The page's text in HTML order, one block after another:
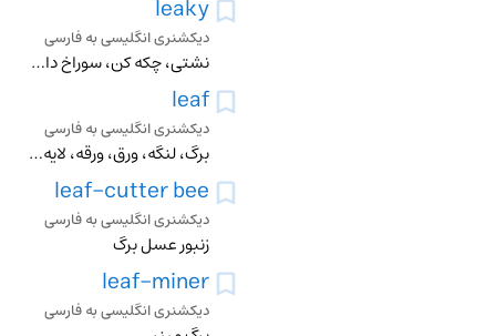
leaky
دیکشنری انگلیسی به فارسی
نشتی، چکه کن، سوراخ دار، رخنه دار، نشست کننده
leaf
دیکشنری انگلیسی به فارسی
برگ، لنگه، ورق، ورقه، لایه، دندانه، صفحه، برگ دادن، جوانه زدن، ورق زدن
leaf-cutter bee
دیکشنری انگلیسی به فارسی
زنبور عسل برگ
leaf-miner
دیکشنری انگلیسی به فارسی